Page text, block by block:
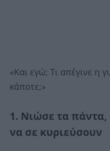
«Και εγώ; Τι απέγινε η
κάποτε;»
1. Νιώσε τα
να σε κυριεύσουν